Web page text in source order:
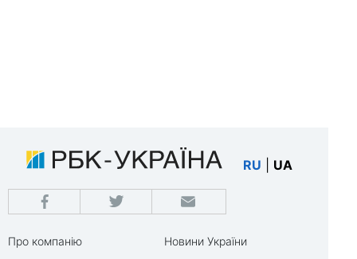
RU UA
Про компанію
Новини України